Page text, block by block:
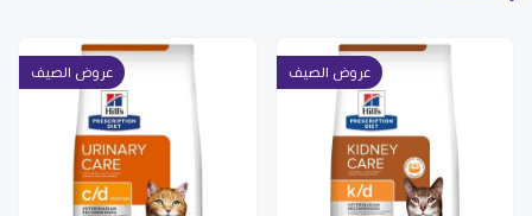
عروض الصيف عروض الصيف